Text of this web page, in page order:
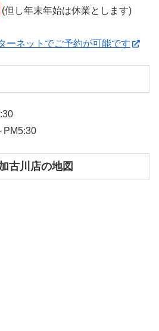
(但し年末年始は休業とします)
ーネットでご予約が可能です
PM5:30
古川店の地図